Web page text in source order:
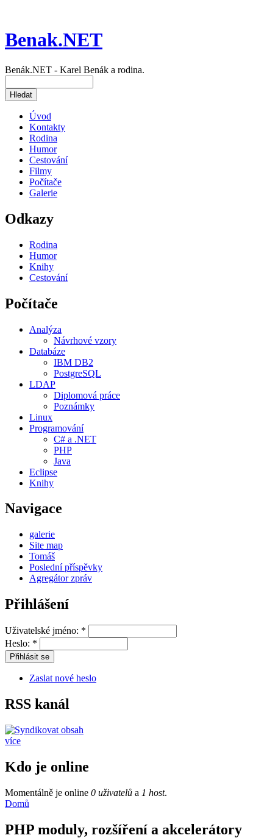
Benak.NET
Benák.NET - Karel Benák a rodina.
Úvod
Kontakty
Rodina
Humor
Cestování
Filmy
Počítače
Galerie
Odkazy
Rodina
Humor
Knihy
Cestování
Počítače
Analýza
Návrhové vzory
Databáze
IBM DB2
PostgreSQL
LDAP
Diplomová práce
Poznámky
Linux
Programování
C# a .NET
PHP
Java
Eclipse
Knihy
Navigace
galerie
Site map
Tomáš
Poslední příspěvky
Agregátor zpráv
Přihlášení
Uživatelské jméno: *
Heslo: *
Zaslat nové heslo
RSS kanál
více
Kdo je online
Momentálně je online 0 uživatelů a 1 host.
Domů
PHP moduly, rozšíření a akcelerátory